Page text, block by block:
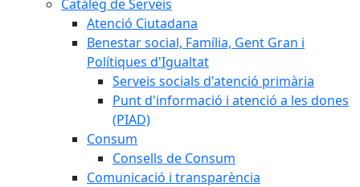
Catàleg de Serveis
Atenció Ciutadana
Benestar social, Família, Gent Gran i
Polítiques d'Igualtat
Serveis socials d'atenció primària
Punt d'informació i atenció a les dones
(PIAD)
Consum
Consells de Consum
Comunicació i transparència